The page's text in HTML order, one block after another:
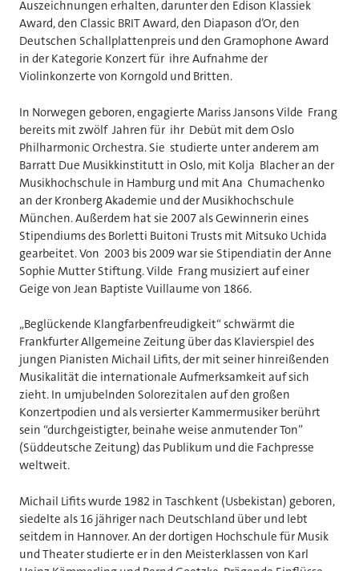
Auszeichnungen erhalten, darunter den Edison Klassiek
Award, den Classic BRIT Award, den Diapason d’Or, den
Deutschen Schallplattenpreis und den Gramophone Award
in der Kategorie Konzert für ihre Aufnahme der
Violinkonzerte von Korngold und Britten.
In Norwegen geboren, engagierte Mariss Jansons Vilde Frang
bereits mit zwölf Jahren für ihr Debüt mit dem Oslo
Philharmonic Orchestra. Sie studierte unter anderem am
Barratt Due Musikkinstitutt in Oslo, mit Kolja Blacher an der
Musikhochschule in Hamburg und mit Ana Chumachenko
an der Kronberg Akademie und der Musikhochschule
München. Außerdem hat sie 2007 als Gewinnerin eines
Stipendiums des Borletti Buitoni Trusts mit Mitsuko Uchida
gearbeitet. Von 2003 bis 2009 war sie Stipendiatin der Anne
Sophie Mutter Stiftung. Vilde Frang musiziert auf einer
Geige von Jean Baptiste Vuillaume von 1866.
„Beglückende Klangfarbenfreudigkeit“ schwärmt die
Frankfurter Allgemeine Zeitung über das Klavierspiel des
jungen Pianisten Michail Lifits, der mit seiner hinreißenden
Musikalität die internationale Aufmerksamkeit auf sich
zieht. In umjubelnden Solorezitalen auf den großen
Konzertpodien und als versierter Kammermusiker berührt
sein “durchgeistigter, beinahe weise anmutender Ton”
(Süddeutsche Zeitung) das Publikum und die Fachpresse
weltweit.
Michail Lifits wurde 1982 in Taschkent (Usbekistan) geboren,
siedelte als 16 jähriger nach Deutschland über und lebt
seitdem in Hannover. An der dortigen Hochschule für Musik
und Theater studierte er in den Meisterklassen von Karl